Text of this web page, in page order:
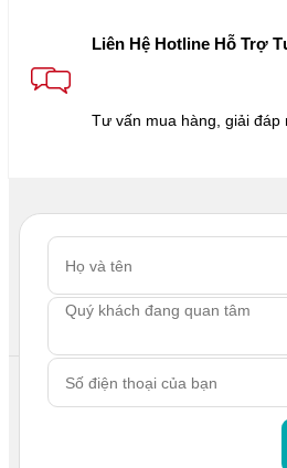
Liên Hệ Hotline Hỗ Trợ
Tư vấn mua hàng, giải đáp